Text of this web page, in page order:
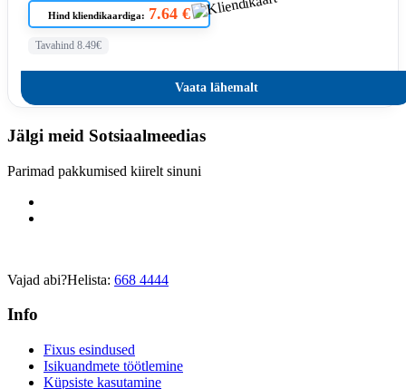
Hind kliendikaardiga: 7.64 €
Tavahind 8.49€
Vaata lähemalt
Jälgi meid Sotsiaalmeedias
Parimad pakkumised kiirelt sinuni
Vajad abi?Helista: 668 4444
Info
Fixus esindused
Isikuandmete töötlemine
Küpsiste kasutamine